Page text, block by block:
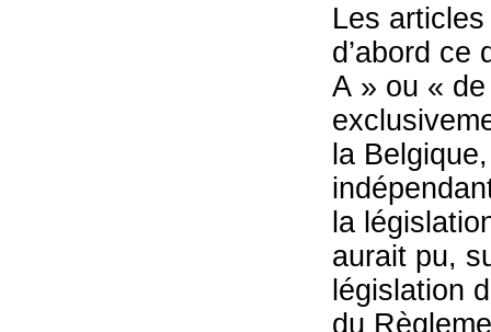
Les
d’abord ce
A » ou «
la
la
aurait pu,
législation
du